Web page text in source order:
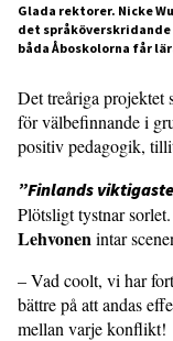
Glada rektorer. Nicke
det
båda Åboskolorna får
Det treåriga projektet
för välbe­finnande i
positiv pedagogik,
”Finlands
Plötsligt tystnar
Lehvonenintar
– Vad coolt, vi har
bättre på att andas
mellan varje konflikt!